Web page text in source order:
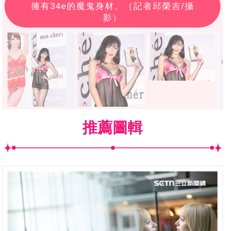
擁有34e的魔鬼身材。（記者邱榮吉/攝
影）
推薦圖輯